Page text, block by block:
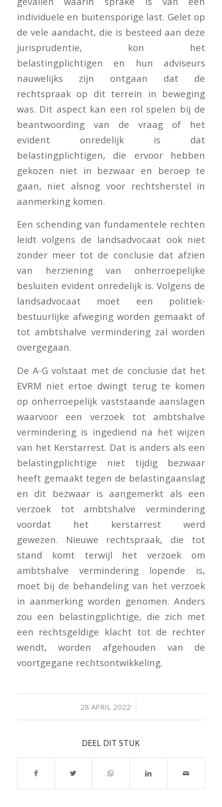
individuele en buitensporige last. Gelet op
de vele aandacht, die is besteed aan deze
jurisprudentie, kon het
belastingplichtigen en hun adviseurs
nauwelijks zijn ontgaan dat de
rechtspraak op dit terrein in beweging
was. Dit aspect kan een rol spelen bij de
beantwoording van de vraag of het
evident onredelijk is dat
belastingplichtigen, die ervoor hebben
gekozen niet in bezwaar en beroep te
gaan, niet alsnog voor rechtsherstel in
aanmerking komen.
Een schending van fundamentele rechten
leidt volgens de landsadvocaat ook niet
zonder meer tot de conclusie dat afzien
van herziening van onherroepelijke
besluiten evident onredelijk is. Volgens de
landsadvocaat moet een politiek-
bestuurlijke afweging worden gemaakt of
tot ambtshalve vermindering zal worden
overgegaan.
De A-G volstaat met de conclusie dat het
EVRM niet ertoe dwingt terug te komen
op onherroepelijk vaststaande aanslagen
waarvoor een verzoek tot ambtshalve
vermindering is ingediend na het wijzen
van het Kerstarrest. Dat is anders als een
belastingplichtige niet tijdig bezwaar
heeft gemaakt tegen de belastingaanslag
en dit bezwaar is aangemerkt als een
verzoek tot ambtshalve vermindering
voordat het kerstarrest werd
gewezen. Nieuwe rechtspraak, die tot
stand komt terwijl het verzoek om
ambtshalve vermindering lopende is,
moet bij de behandeling van het verzoek
in aanmerking worden genomen. Anders
zou een belastingplichtige, die zich met
een rechtsgeldige klacht tot de rechter
wendt, worden afgehouden van de
voortgegane rechtsontwikkeling.
28 APRIL 2022
/
DEEL DIT STUK